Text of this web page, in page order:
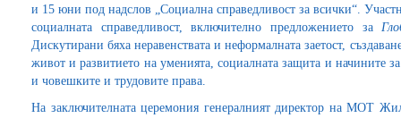
и 15 юни под надслов „Социална справедливост за всички“.
социалната справедливост, включително предложението за
Дискутирани бяха неравенствата и неформалната заетост,
живот и развитието на уменията, социалната защита и начините
и човешките и трудовите права.
На заключителната церемония генералният директор на МОТ